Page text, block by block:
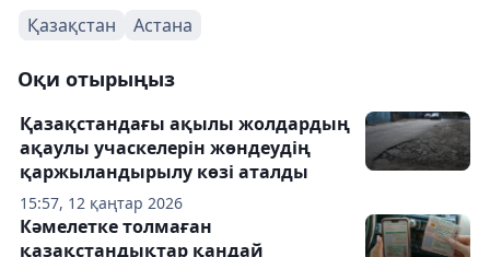
Қазақстан Астана
Оқи отырыңыз
15:57, 12 қаңтар 2026
Қазақстандағы ақылы жолдардың
ақаулы учаскелерін жөндеудің
қаржыландырылу көзі аталды
Кәмелетке толмаған
қазақстандықтар қандай